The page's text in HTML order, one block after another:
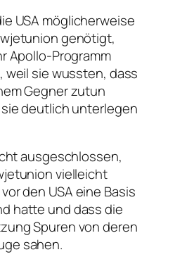
USA möglicherweise
genötigt,
Apollo-Programm
sie wussten, dass
Gegner zutun
deutlich unterlegen
ausgeschlossen,
vielleicht
den USA eine Basis
hatte und dass die
Spuren von deren
sahen.